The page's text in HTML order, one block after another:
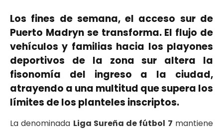
Los fines de semana, el acceso sur de
Puerto Madryn se transforma. El flujo de
vehículos y familias hacia los playones
deportivos de la zona sur altera la
fisonomía del ingreso a la ciudad,
atrayendo a una multitud que supera los
límites de los planteles inscriptos.
La denominada Liga Sureña de fútbol 7 mantiene